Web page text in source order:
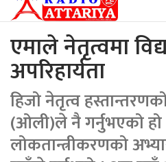
एमाले नेतृत्वमा
अपरिहार्यता
हिजो नेतृत्व
(ओली)ले नै गर्नुभएको हो ।
लोकतान्त्रीकरणको